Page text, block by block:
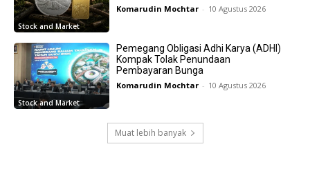
Stock and Market
Komarudin Mochtar - 10 Agustus 2026
Stock and Market
Pemegang Obligasi Adhi Karya (ADHI)
Kompak Tolak Penundaan
Pembayaran Bunga
Komarudin Mochtar - 10 Agustus 2026
Muat lebih banyak